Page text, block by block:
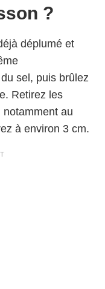
?
déplumé et
sel, puis brûlez
Retirez les
notamment au
à environ 3 cm.